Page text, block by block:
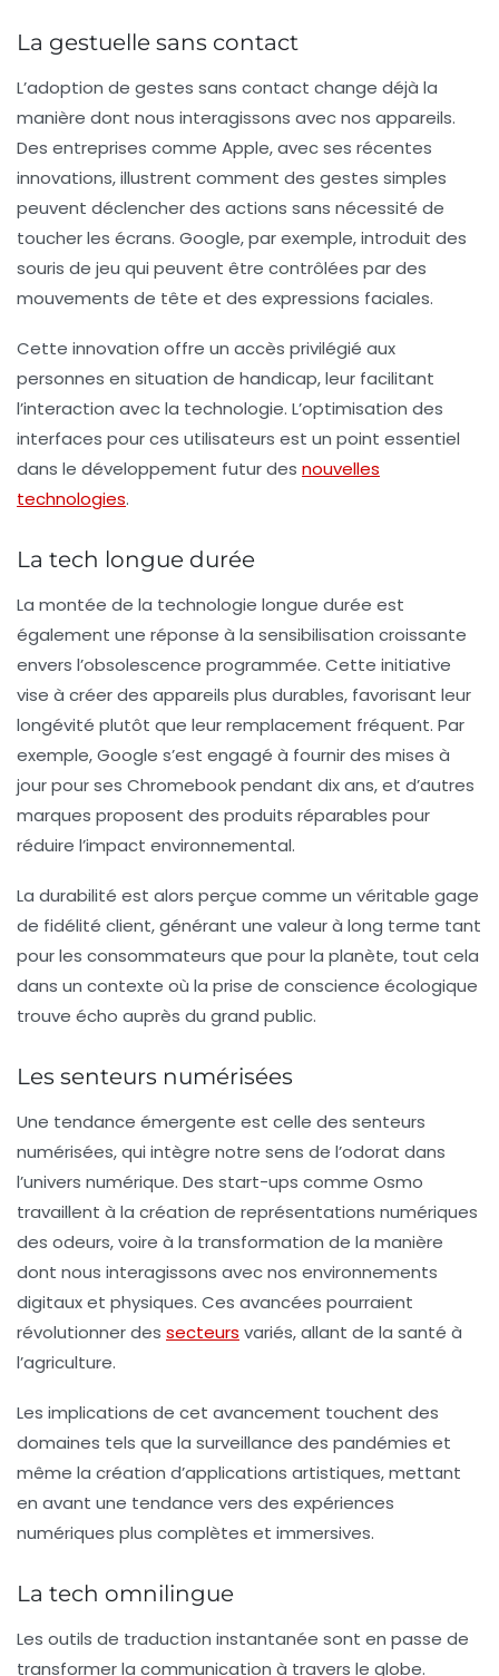
La gestuelle sans contact
L’adoption de gestes sans contact change déjà la
manière dont nous interagissons avec nos appareils.
Des entreprises comme Apple, avec ses récentes
innovations, illustrent comment des gestes simples
peuvent déclencher des actions sans nécessité de
toucher les écrans. Google, par exemple, introduit des
souris de jeu qui peuvent être contrôlées par des
mouvements de tête et des expressions faciales.
Cette innovation offre un accès privilégié aux
personnes en situation de handicap, leur facilitant
l’interaction avec la technologie. L’optimisation des
interfaces pour ces utilisateurs est un point essentiel
dans le développement futur des nouvelles
technologies.
La tech longue durée
La montée de la technologie longue durée est
également une réponse à la sensibilisation croissante
envers l’obsolescence programmée. Cette initiative
vise à créer des appareils plus durables, favorisant leur
longévité plutôt que leur remplacement fréquent. Par
exemple, Google s’est engagé à fournir des mises à
jour pour ses Chromebook pendant dix ans, et d’autres
marques proposent des produits réparables pour
réduire l’impact environnemental.
La durabilité est alors perçue comme un véritable gage
de fidélité client, générant une valeur à long terme tant
pour les consommateurs que pour la planète, tout cela
dans un contexte où la prise de conscience écologique
trouve écho auprès du grand public.
Les senteurs numérisées
Une tendance émergente est celle des senteurs
numérisées, qui intègre notre sens de l’odorat dans
l’univers numérique. Des start-ups comme Osmo
travaillent à la création de représentations numériques
des odeurs, voire à la transformation de la manière
dont nous interagissons avec nos environnements
digitaux et physiques. Ces avancées pourraient
révolutionner des secteurs variés, allant de la santé à
l’agriculture.
Les implications de cet avancement touchent des
domaines tels que la surveillance des pandémies et
même la création d’applications artistiques, mettant
en avant une tendance vers des expériences
numériques plus complètes et immersives.
La tech omnilingue
Les outils de traduction instantanée sont en passe de
transformer la communication à travers le globe.